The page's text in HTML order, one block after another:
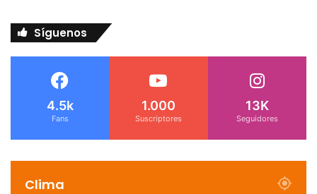
Síguenos
4.5k
Fans
1.000
Suscriptores
13K
Seguidores
Clima